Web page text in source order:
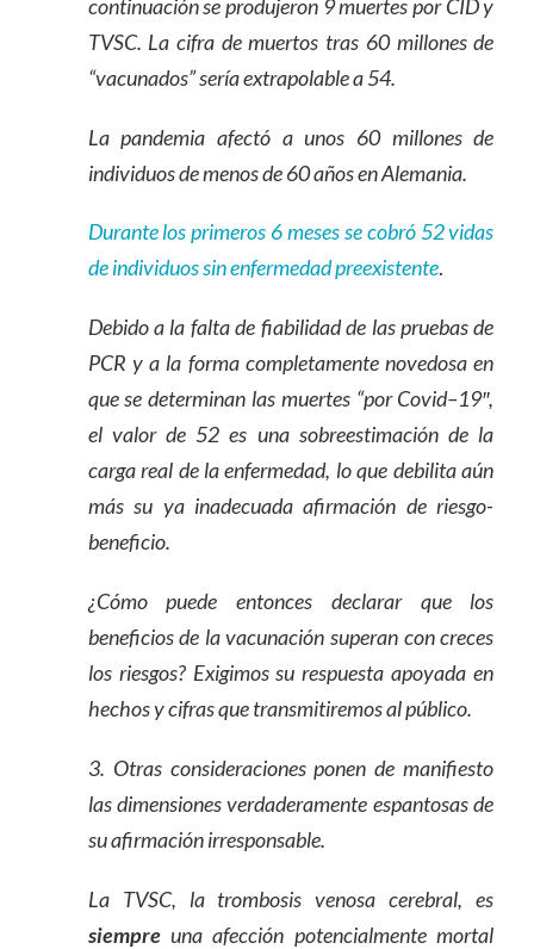
continuación se produjeron 9 muertes por CID y
TVSC. La cifra de muertos tras 60 millones de
“vacunados” sería extrapolable a 54.
La pandemia afectó a unos 60 millones de
individuos de menos de 60 años en Alemania.
Durante los primeros 6 meses se cobró 52 vidas
de individuos sin enfermedad preexistente.
Debido a la falta de fiabilidad de las pruebas de
PCR y a la forma completamente novedosa en
que se determinan las muertes “por Covid–19″,
el valor de 52 es una sobreestimación de la
carga real de la enfermedad, lo que debilita aún
más su ya inadecuada afirmación de riesgo-
beneficio.
¿Cómo puede entonces declarar que los
beneficios de la vacunación superan con creces
los riesgos? Exigimos su respuesta apoyada en
hechos y cifras que transmitiremos al público.
3. Otras consideraciones ponen de manifiesto
las dimensiones verdaderamente espantosas de
su afirmación irresponsable.
La TVSC, la trombosis venosa cerebral, es
siempreuna afección potencialmente mortal